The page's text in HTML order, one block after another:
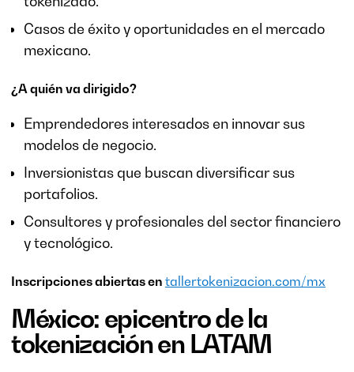
Casos de éxito y oportunidades en el mercado
mexicano.
¿A quién va dirigido?
Emprendedores interesados en innovar sus
modelos de negocio.
Inversionistas que buscan diversificar sus
portafolios.
Consultores y profesionales del sector financiero
y tecnológico.
Inscripciones abiertas en tallertokenizacion.com/mx
México: epicentro de la
tokenización en LATAM